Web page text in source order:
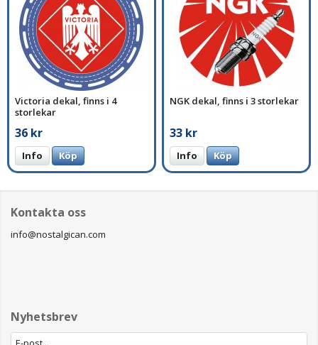
Victoria dekal, finns i 4
storlekar
36 kr
Info Köp
NGK dekal, finns i 3 storlekar
33 kr
Info Köp
Kontakta oss
info@nostalgican.com
Nyhetsbrev